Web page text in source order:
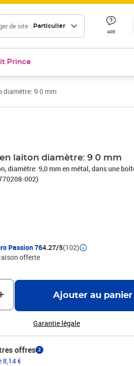
de site : Particulier
AIDE
Prince
diamètre: 9 0 mm
laiton diamètre: 9 0 mm
diamètre: 9,0 mm en métal, dans une
002)
Passion 764.27/5(102)
offerte
Ajouter au panier
Garantie légale
offres 2
8,14 €